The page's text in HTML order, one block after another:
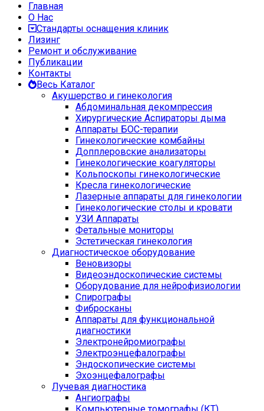
Главная
О Нас
Стандарты оснащения клиник
Лизинг
Ремонт и обслуживание
Публикации
Контакты
Весь Каталог
Акушерство и гинекология
Абдоминальная декомпрессия
Хирургические Аспираторы дыма
Аппараты БОС-терапии
Гинекологические комбайны
Допплеровские анализаторы
Гинекологические коагуляторы
Кольпоскопы гинекологические
Кресла гинекологические
Лазерные аппараты для гинекологии
Гинекологические столы и кровати
УЗИ Аппараты
Фетальные мониторы
Эстетическая гинекология
Диагностическое оборудование
Веновизоры
Видеоэндоскопические системы
Оборудование для нейрофизиологии
Спирографы
Фибросканы
Аппараты для функциональной
диагностики
Электронейромиографы
Электроэнцефалографы
Эндоскопические системы
Эхоэнцефалографы
Лучевая диагностика
Ангиографы